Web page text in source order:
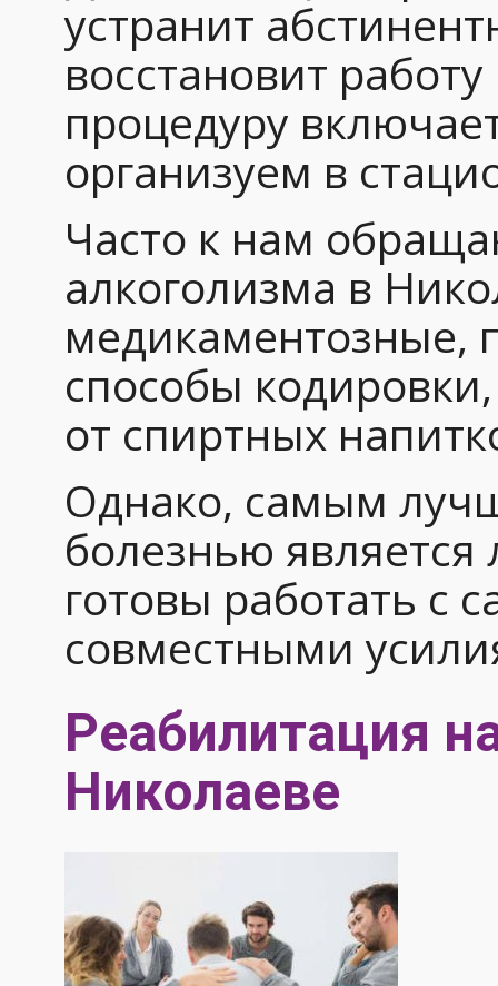
устранит
восстановит
процедуру
организуем в
Часто к нам
алкоголизма в
медикаментозные,
способы
от спиртных
Однако, самым
болезнью
готовы работать с
совместными
Реабилитация
Николаеве